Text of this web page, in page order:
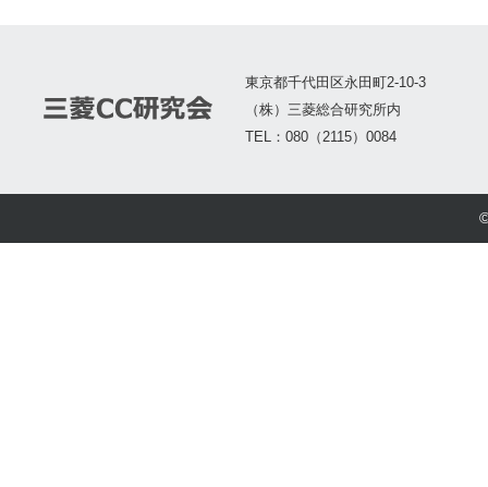
東京都千代田区永田町2-10-3
（株）三菱総合研究所内
TEL：080（2115）0084